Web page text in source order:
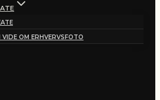
VIDE OM ERHVERVSFOTO